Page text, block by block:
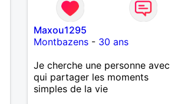
Maxou1295
Montbazens- 30 ans
Je cherche une personne avec
qui partager les moments
simples de la vie